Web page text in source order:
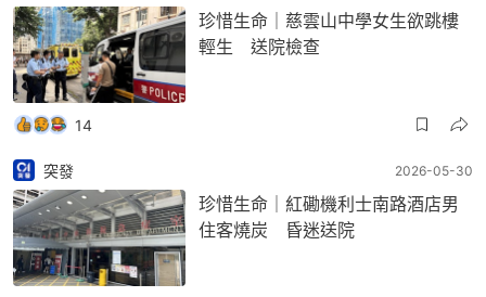
珍惜生命｜慈雲山中學女生欲跳樓
輕生 送院檢查
14
突發 2026-05-30
珍惜生命｜紅磡機利士南路酒店男
住客燒炭 昏迷送院